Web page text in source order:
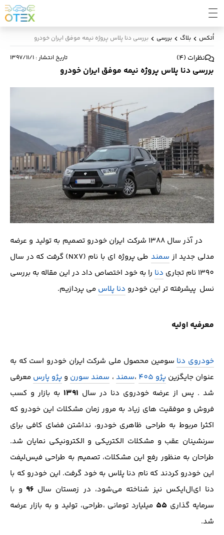
اُتکس بلاگ بررسی بررسی دنا پلاس پروژه نیمه موفق ایران خودرو
نظرات (
4
) تاریخ انتشار: ۱۳۹۷/۱۱/۱
بررسی دنا پلاس پروژه نیمه موفق ایران خودرو
در آذر سال 1388 شرکت ایران خودرو تصمیم به تولید و عرضه
مدلی جدید از سمند طی پروژه ای با نام (NX7)
گرفت که در سال
1390 نام تجاری
دنا را به خود اختصاص داد در این مقاله به بررسی
نسل پیشرفته تر این خودرو دنا پلاس می پردازیم.
معرفیه اولیه
خودروی دنا سومین محصول ملی شرکت ایران خودرو است که به
عنوان جایگزینپژو 405 ،سمند ، سمند سورن و پژو پارس معرفی
شد . پس از عرضه خودروی دنا در سال 1391 به بازار و کسب
فروش و موفقیت های زیاد به مرور زمان مشکلات این خودرو که
اکثرا مربوط به طراحی ظاهری خودرو، نداشتن فضای کافی برای
سرنشینان عقب و مشکلات الکتریکی و الکترونیکی نمایان شد.
طراحان به منظور رفع این مشکلات، تصمیم به طراحی فیس‌لیفت
این خودرو کردند که نام دنا پلاس به خود گرفت. این خودرو که با
دنا ای‌ال‌ایکس نیز شناخته می‌شود، در زمستان سال
و با
سرمایه گذاری 55 میلیارد تومانی ،طراحی، تولید و به بازار عرضه
شد.